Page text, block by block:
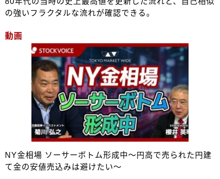
の強いフラクタルな流れが確認できる。
動画
NY金相場 ソーサーボトム形成中～円高で売られた円建
て金の安値売込みは避けたい～